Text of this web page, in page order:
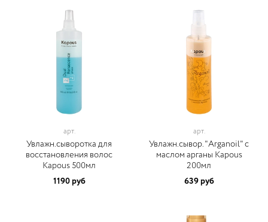
арт.
Увлажн.сыворотка для
восстановления волос
Kapous 500мл
1190 руб
арт.
Увлажн.сывор. "Arganoil" с
маслом арганы Kapous
200мл
639 руб